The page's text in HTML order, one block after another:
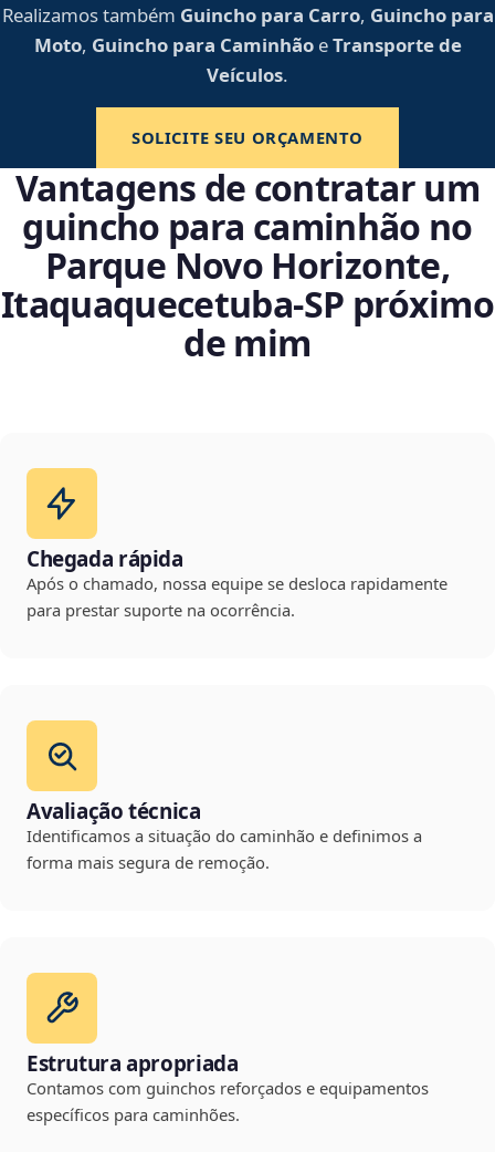
Realizamos também Guincho para Carro, Guincho para
Moto, Guincho para CaminhãoeTransporte de
Veículos.
SOLICITE SEU ORÇAMENTO
Vantagens de contratar um
guincho para caminhão no
Parque Novo Horizonte,
Itaquaquecetuba‑SP próximo
de mim
Chegada rápida
Após o chamado, nossa equipe se desloca rapidamente
para prestar suporte na ocorrência.
Avaliação técnica
Identificamos a situação do caminhão e definimos a
forma mais segura de remoção.
Estrutura apropriada
Contamos com guinchos reforçados e equipamentos
específicos para caminhões.